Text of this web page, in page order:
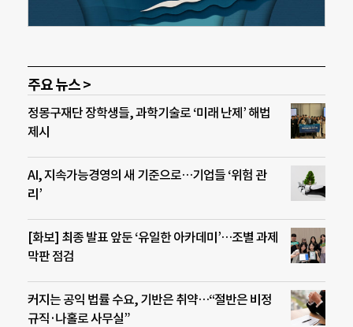
주요 뉴스 >
정몽구재단 장학생들, 과학기술로 ‘미래 난제’ 해법
제시
AI, 지속가능경영의 새 기준으로…기업들 ‘위험 관
리’
[화보] 최종 발표 앞둔 ‘유일한 아카데미’…조별 과제
막판 점검
커지는 공익 법률 수요, 기반은 취약…“절반은 비정
규직·나홀로 사무실”